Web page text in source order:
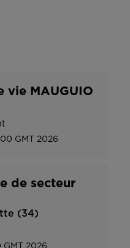
vie MAUGUIO
GMT 2026
de secteur
(34)
2026